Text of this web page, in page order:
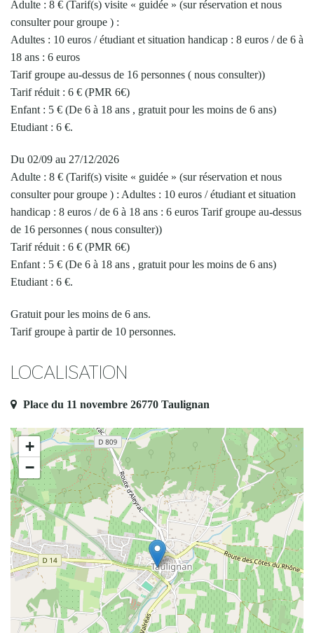
Adulte : 8 € (Tarif(s) visite « guidée » (sur réservation et nous
consulter pour groupe ) :
Adultes : 10 euros / étudiant et situation handicap : 8 euros / de 6 à
18 ans : 6 euros
Tarif groupe au-dessus de 16 personnes ( nous consulter))
Tarif réduit : 6 € (PMR 6€)
Enfant : 5 € (De 6 à 18 ans , gratuit pour les moins de 6 ans)
Etudiant : 6 €.
Du 02/09 au 27/12/2026
Adulte : 8 € (Tarif(s) visite « guidée » (sur réservation et nous
consulter pour groupe ) : Adultes : 10 euros / étudiant et situation
handicap : 8 euros / de 6 à 18 ans : 6 euros Tarif groupe au-dessus
de 16 personnes ( nous consulter))
Tarif réduit : 6 € (PMR 6€)
Enfant : 5 € (De 6 à 18 ans , gratuit pour les moins de 6 ans)
Etudiant : 6 €.
Gratuit pour les moins de 6 ans.
Tarif groupe à partir de 10 personnes.
LOCALISATION
Place du 11 novembre 26770 Taulignan
+
−